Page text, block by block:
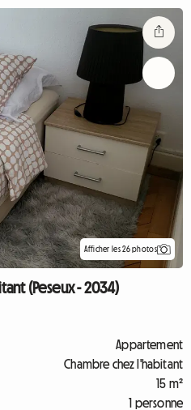
Afficher les 26 photos
(Peseux - 2034)
Appartement
Chambre chez l'habitant
15 m²
1 personne